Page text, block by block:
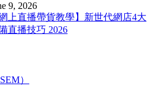
9, 2026
網上直播帶貨教學】新世代網店4大
直播技巧 2026
）